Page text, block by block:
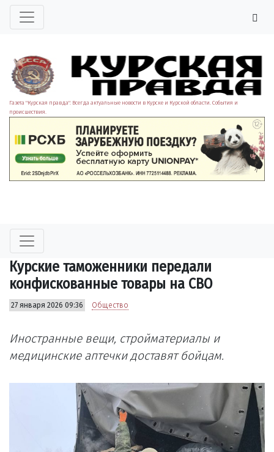
Газета "Курская правда". Всегда актуальные новости в Курске и Курской области. События и
происшествия.
Курские таможенники передали
конфискованные товары на СВО
27 января 2026 09:36 Общество
Иностранные вещи, стройматериалы и
медицинские аптечки доставят бойцам.